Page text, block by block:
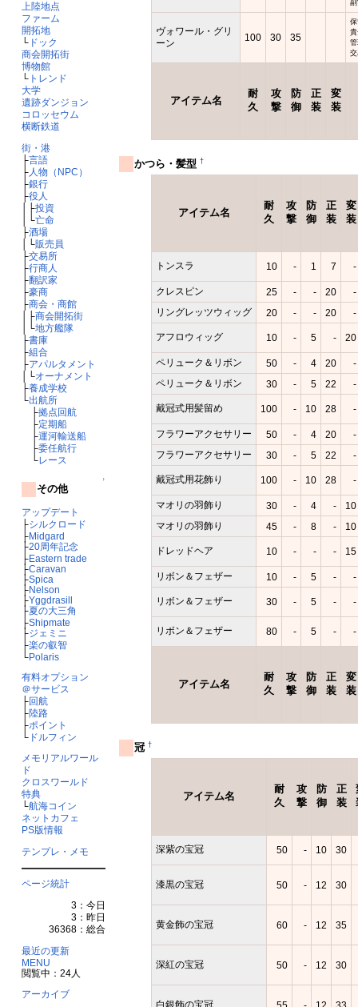
上陸地点
ファーム
開拓地
└ドック
商会開拓街
博物館
└トレンド
大学
遺跡ダンジョン
コロッセウム
横断鉄道
街・港
├言語
├人物（NPC）
├銀行
├役人
│├投資
│└亡命
├酒場
│└販売員
├交易所
├行商人
├翻訳家
├豪商
├商会・商館
│├商会開拓街
│└地方艦隊
├書庫
├組合
├アパルタメント
│└オーナメント
├養成学校
└出航所
├拠点回航
├定期船
├運河輸送船
├委任航行
└レース
↑
その他
アップデート
├シルクロード
├Midgard
├20周年記念
├Eastern trade
├Caravan
├Spica
├Nelson
├Yggdrasill
├夏の大三角
├Shipmate
├ジェミニ
├楽の叡智
└Polaris
有料オプション
＠サービス
├回航
├陸路
├ポイント
└ドルフィン
メモリアルワール
ド
クロスワールド
特典
└航海コイン
ネットカフェ
PS版情報
テンプレ・メモ
ページ統計
3：今日
3：昨日
36368：総合
最近の更新
MENU
閲覧中：24人
アーカイブ
アイテム名
耐
久
攻
撃
防
御
正
装
変
装
ヴォワール・グリ
ーン
100 30 35
かつら・髪型†
アイテム名
耐
久
攻
撃
防
御
正
装
変
装
アイテム名
耐
久
攻
撃
防
御
正
装
変
装
トンスラ 10 - 1 7 -
クレスピン 25 - - 20
-
リングレッツウィッグ
20 - - 20 -
アフロウィッグ 10 - 5 - 20
ペリューク＆リボン 50 - 4 20
-
ペリューク＆リボン
30 - 5 22 -
戴冠式用髪留め 100 - 10 28 -
フラワーアクセサリー 50 - 4 20
-
フラワーアクセサリー
30 - 5 22 -
戴冠式用花飾り 100 - 10 28 -
マオリの羽飾り 30 - 4 -
10
マオリの羽飾り
45 - 8 - 10
ドレッドヘア 10 - - - 15
リボン＆フェザー 10 - 5 - -
リボン＆フェザー 30 - 5 - -
リボン＆フェザー 80 - 5 - -
冠†
アイテム名
耐
久
攻
撃
防
御
正
装
深紫の宝冠 50 - 10 30
漆黒の宝冠 50 - 12 30
黄金飾の宝冠 60 - 12 35
深紅の宝冠 50 - 12 30
白銀飾の宝冠